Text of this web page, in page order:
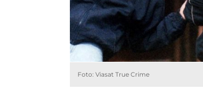
Foto: Viasat True Crime